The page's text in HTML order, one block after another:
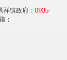
镇政府： 0935-
；